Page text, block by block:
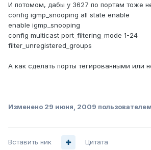
И потомом, дабы у 3627 по портам тоже
config igmp_snooping all state enable
enable igmp_snooping
сonfig multicast port_filtering_mode 1-24
filter_unregistered_groups
А как сделать порты тегированными или
Изменено 29 июня, 2009
Вставить ник Цитата